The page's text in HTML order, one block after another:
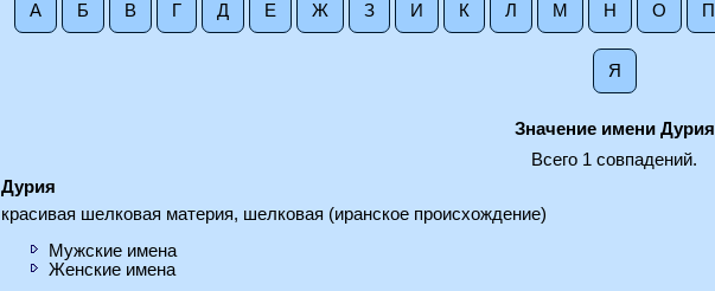
А Б В Г Д Е Ж З И К Л М Н О П
Я
Значение имени Дурия
Всего 1 совпадений.
Дурия
красивая шелковая материя, шелковая (иранское происхождение)
Мужские имена
Женские имена